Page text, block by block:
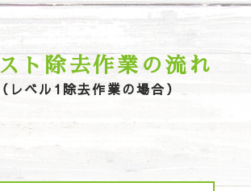
レベル1除去作業の場合）
ト除去作業の流れ